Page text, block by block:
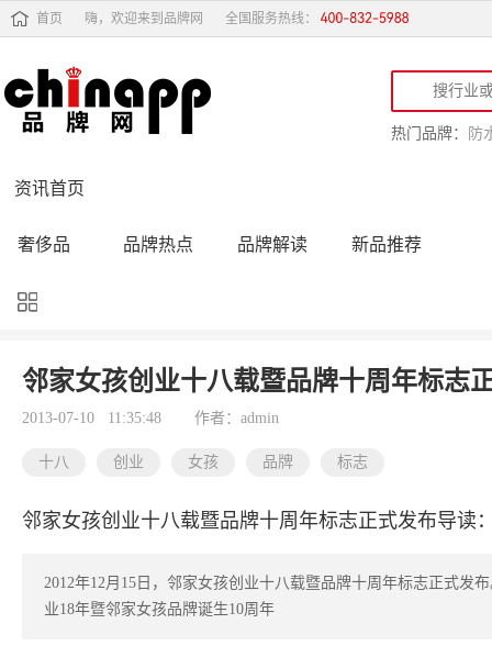
首页 嗨，欢迎来到品牌网 全国服务热线：
热门品牌： 防
资讯首页
奢侈品 品牌热点 品牌解读 新品推荐
品牌黑榜
品牌导购 专家点评 精彩点评
邻家女孩创业十八载暨品牌十周年标志
2013-07-10 11:35:48 作者：admin
十八 创业 女孩 品牌 标志
邻家女孩创业十八载暨品牌十周年标志正式发布导读
2012年12月15日，邻家女孩创业十八载暨品牌十周年标志正式发
业18年暨邻家女孩品牌诞生10周年